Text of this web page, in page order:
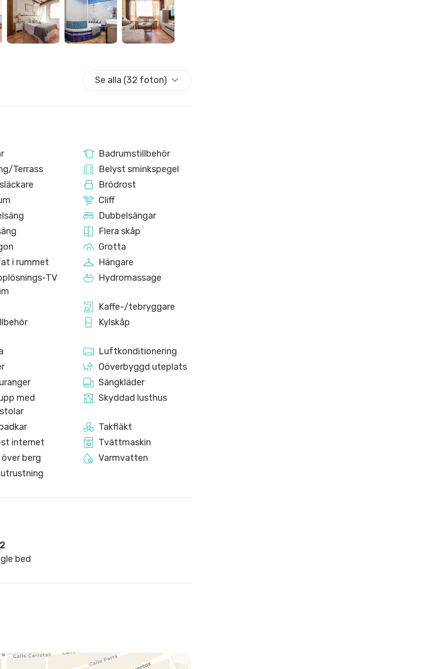
nära lägenheten. Information skickas dagen före
kostnad.
finns restauranger, kaféer, butiker och typiska
Europa ligger bara några minuters promenad bort.
semester. Bil behövs inte, men om du kommer med
bort till fots.
Se alla (32 foton)
Badrumstillbehör
Terrass
Belyst sminkspegel
Brödrost
Cliff
Dubbelsängar
Flera skåp
Grotta
i rummet
Hängare
TV
Hydromassage
Kaffe-/tebryggare
Kylskåp
Luftkonditionering
Oöverbyggd uteplats
Sängkläder
med
Skyddad lusthus
Takfläkt
internet
Tvättmaskin
berg
Varmvatten
bed